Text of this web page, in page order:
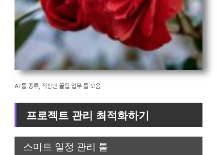
AI 툴 종류, 직장인 꿀팁 업무 툴 모음
프로젝트 관리 최적화하기
스마트 일정 관리 툴